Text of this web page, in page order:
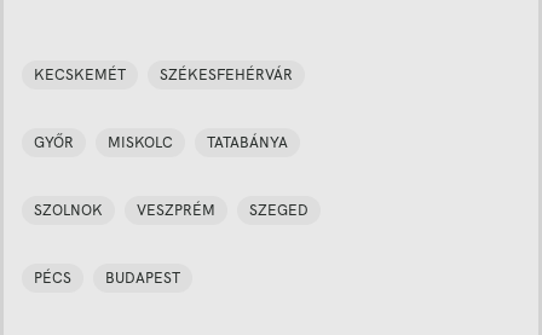
KECSKEMÉT SZÉKESFEHÉRVÁR
GYŐR MISKOLC TATABÁNYA
SZOLNOK VESZPRÉM SZEGED
PÉCS BUDAPEST